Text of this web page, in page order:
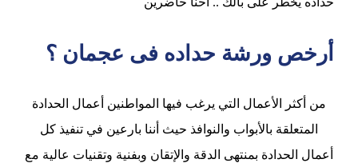
أرخص ورشة حداده فى عجمان ؟
من أكثر الأعمال التي يرغب فيها المواطنين أعمال الحدادة
المتعلقة بالأبواب والنوافذ حيث أننا بارعين في تنفيذ كل
أعمال الحدادة بمنتهى الدقة والإتقان وبفنية وتقنيات عالية مع